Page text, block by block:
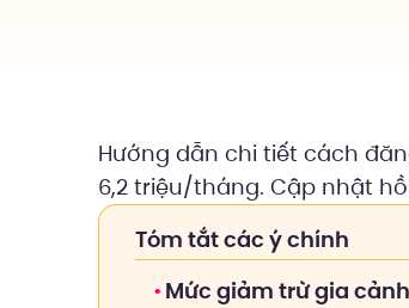
Hướng dẫn chi tiết cách
6,2 triệu/tháng. Cập nhật
Tóm tắt các ý chính
Mức giảm trừ gia